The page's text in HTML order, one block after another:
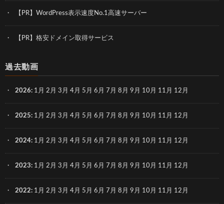
【PR】WordPress表示速度No.1高速サーバー
【PR】格安ドメイン取得サービス
過去動画
2026: 1月 2月 3月 4月 5月 6月 7月 8月 9月 10月 11月 12月
2025: 1月 2月 3月 4月 5月 6月 7月 8月 9月 10月 11月 12月
2024: 1月 2月 3月 4月 5月 6月 7月 8月 9月 10月 11月 12月
2023: 1月 2月 3月 4月 5月 6月 7月 8月 9月 10月 11月 12月
2022: 1月 2月 3月 4月 5月 6月 7月 8月 9月 10月 11月 12月